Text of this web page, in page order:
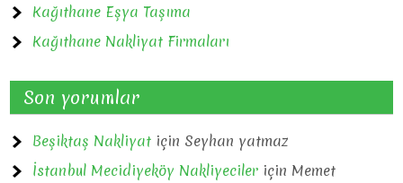
Kağıthane Eşya Taşıma
Kağıthane Nakliyat Firmaları
Son yorumlar
Beşiktaş Nakliyat için Seyhan yatmaz
İstanbul Mecidiyeköy Nakliyeciler için Memet